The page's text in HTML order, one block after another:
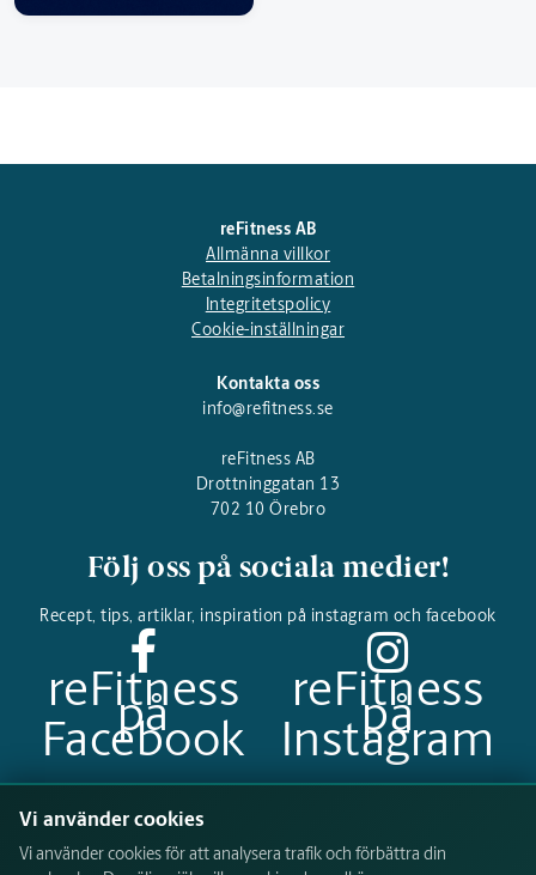
reFitness AB
Allmänna villkor
Betalningsinformation
Integritetspolicy
Cookie-inställningar
Kontakta oss
info@refitness.se
reFitness AB
Drottninggatan 13
702 10 Örebro
Följ oss på sociala medier!
Recept, tips, artiklar, inspiration på instagram och facebook
reFitness
på
Facebook
reFitness
på
Instagram
Betalningsalternativ
Vi använder cookies
Vi använder cookies för att analysera trafik och förbättra din